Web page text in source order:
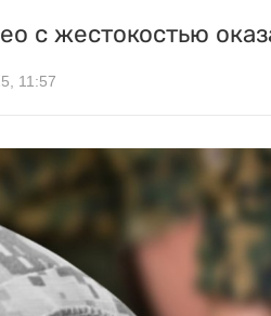
с жестокостью
11:57